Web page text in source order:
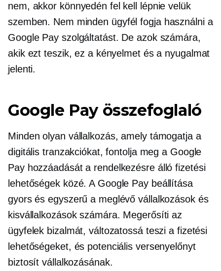
nem, akkor könnyedén fel kell lépnie velük
szemben. Nem minden ügyfél fogja használni a
Google Pay szolgáltatást. De azok számára,
akik ezt teszik, ez a kényelmet és a nyugalmat
jelenti.
Google Pay összefoglaló
Minden olyan vállalkozás, amely támogatja a
digitális tranzakciókat, fontolja meg a Google
Pay hozzáadását a rendelkezésre álló fizetési
lehetőségek közé. A Google Pay beállítása
gyors és egyszerű a meglévő vállalkozások és
kisvállalkozások számára. Megerősíti az
ügyfelek bizalmát, változatossá teszi a fizetési
lehetőségeket, és potenciális versenyelőnyt
biztosít vállalkozásának.